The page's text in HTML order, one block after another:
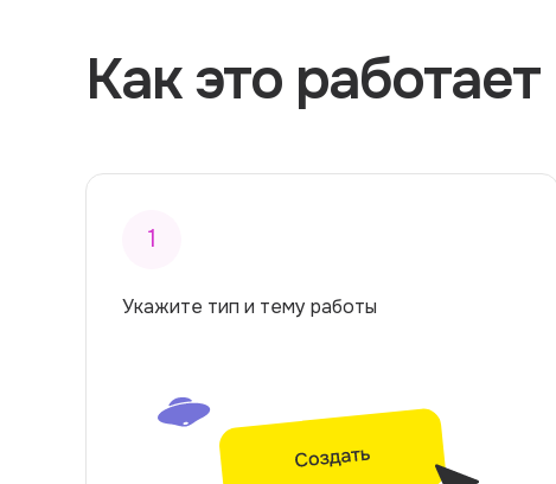
Как это работает
1
Укажите тип и тему работы